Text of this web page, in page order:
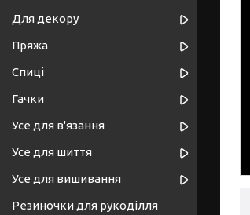
Для декору
Пряжа
Спиці
Гачки
Усе для в'язання
Усе для шиття
Усе для вишивання
Резиночки для рукоділля